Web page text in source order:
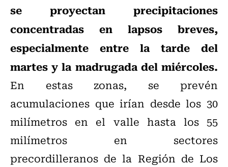
se proyectan precipitaciones
concentradas en lapsos breves,
especialmente entre la tarde del
martes y la madrugada del miércoles.
En estas zonas, se prevén
acumulaciones que irían desde los 30
milímetros en el valle hasta los 55
milímetros en sectores
precordilleranos de la Región de Los